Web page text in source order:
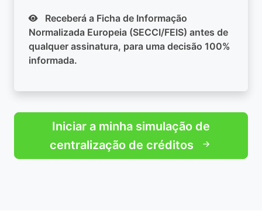
Receberá a Ficha de Informação
Normalizada Europeia (SECCI/FEIS) antes de
qualquer assinatura, para uma decisão 100%
informada.
Iniciar a minha simulação de
centralização de créditos